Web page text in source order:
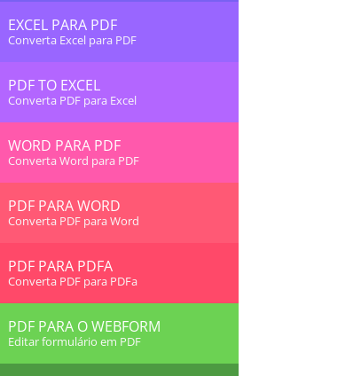
EXCEL PARA PDF
Converta Excel para PDF
PDF TO EXCEL
Converta PDF para Excel
WORD PARA PDF
Converta Word para PDF
PDF PARA WORD
Converta PDF para Word
PDF PARA PDFA
Converta PDF para PDFa
PDF PARA O WEBFORM
Editar formulário em PDF